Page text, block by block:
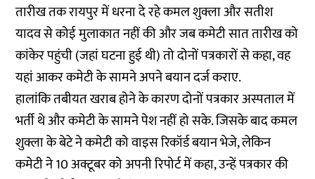
तारीख तक रायपुर में धरना दे रहे कमल शुक्ला और सतीश
यादव से कोई मुलाकात नहीं की और जब कमेटी सात तारीख को
कांकेर पहुंची (जहां घटना हुई थी) तो दोनों पत्रकारों से कहा, वह
यहां आकर कमेटी के सामने अपने बयान दर्ज कराए.
हालांकि तबीयत खराब होने के कारण दोनों पत्रकार अस्पताल में
भर्ती थे और कमेटी के सामने पेश नहीं हो सके. जिसके बाद कमल
शुक्ला के बेटे ने कमेटी को वाइस रिकॉर्ड बयान भेजे, लेकिन
कमेटी ने 10 अक्टूबर को अपनी रिपोर्ट में कहा, उन्हें पत्रकार की